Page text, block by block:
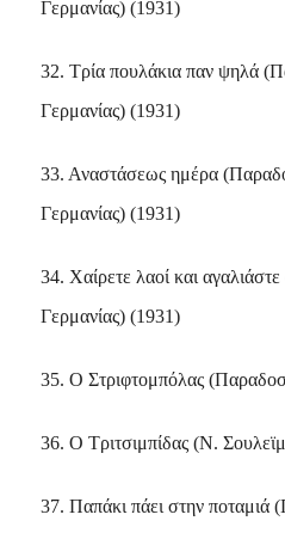
Γερμανίας) (1931)
32. Τρία πουλάκια παν ψηλά
Γερμανίας) (1931)
33. Αναστάσεως ημέρα
Γερμανίας) (1931)
34. Χαίρετε λαοί και
Γερμανίας) (1931)
35. Ο Στριφτομπόλας
36. Ο Τριτσιμπίδας (Ν.
37. Παπάκι πάει στην